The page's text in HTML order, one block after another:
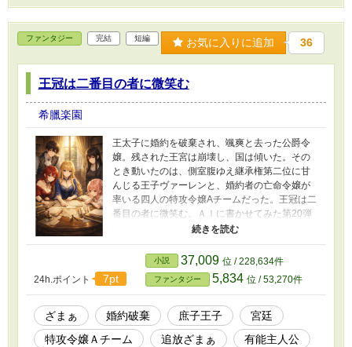
ファンタジー 完結 短編 お気に入りに追加 36
王冠は二番目の者に微笑む
希臘楽園
王太子に婚約を破棄され、颯爽と去った公爵令
嬢。残された王宮は崩壊し、国は傾いた。その
とき動いたのは、側室腹ゆえ継承権第二位に甘
んじる王子ヴァーレンと、婚約者の亡命令嬢が
率いる四人の特攻令嬢Aチームだった。王冠は二
番目の者に微笑む。ＡＩに書かせてみた第20弾
記念作は、｢追放ざまぁ｣を丁寧に綴った意欲
作！
24h.ポイント 7pt
小説 37,009 位 / 228,634件
ファンタジー 5,834 位 / 53,270件
ざまぁ 婚約破棄 庶子王子
宮廷
特攻令嬢Ａチーム
追放ざまぁ
有能主人公